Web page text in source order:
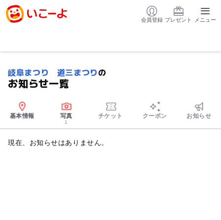
会員登録 プレゼント メニュー
岐阜まつり 道三まつりの
お知らせ一覧
基本情報 写真
1
チケット クーポン お知らせ
現在、お知らせはありません。